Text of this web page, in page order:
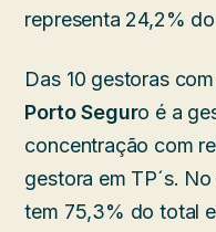
representa 24,2%
Das 10 gestoras
Porto Seguro é a
concentração com
gestora em TP´s.
tem 75,3% do total